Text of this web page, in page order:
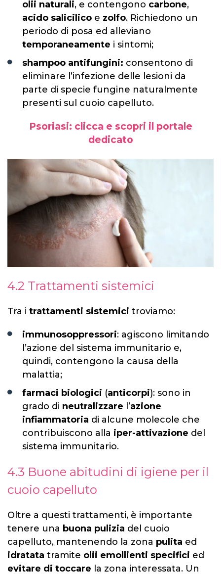
olii naturali, e contengono carbone,
acido salicilico e zolfo. Richiedono un
periodo di posa ed alleviano
temporaneamente i sintomi;
shampoo antifungini: consentono di
eliminare l’infezione delle lesioni da
parte di specie fungine naturalmente
presenti sul cuoio capelluto.
Psoriasi: clicca e scopri il portale
dedicato
4.2 Trattamenti sistemici
Tra i trattamenti sistemici troviamo:
immunosoppressori: agiscono limitando
l’azione del sistema immunitario e,
quindi, contengono la causa della
malattia;
farmaci biologici (anticorpi): sono in
grado di neutralizzare l’azione
infiammatoria di alcune molecole che
contribuiscono alla iper-attivazione del
sistema immunitario.
4.3 Buone abitudini di igiene per il
cuoio capelluto
Oltre a questi trattamenti, è importante
tenere una buona pulizia del cuoio
capelluto, mantenendo la zona pulita ed
idratata tramite olii emollienti specifici ed
evitare di toccare la zona interessata. Un